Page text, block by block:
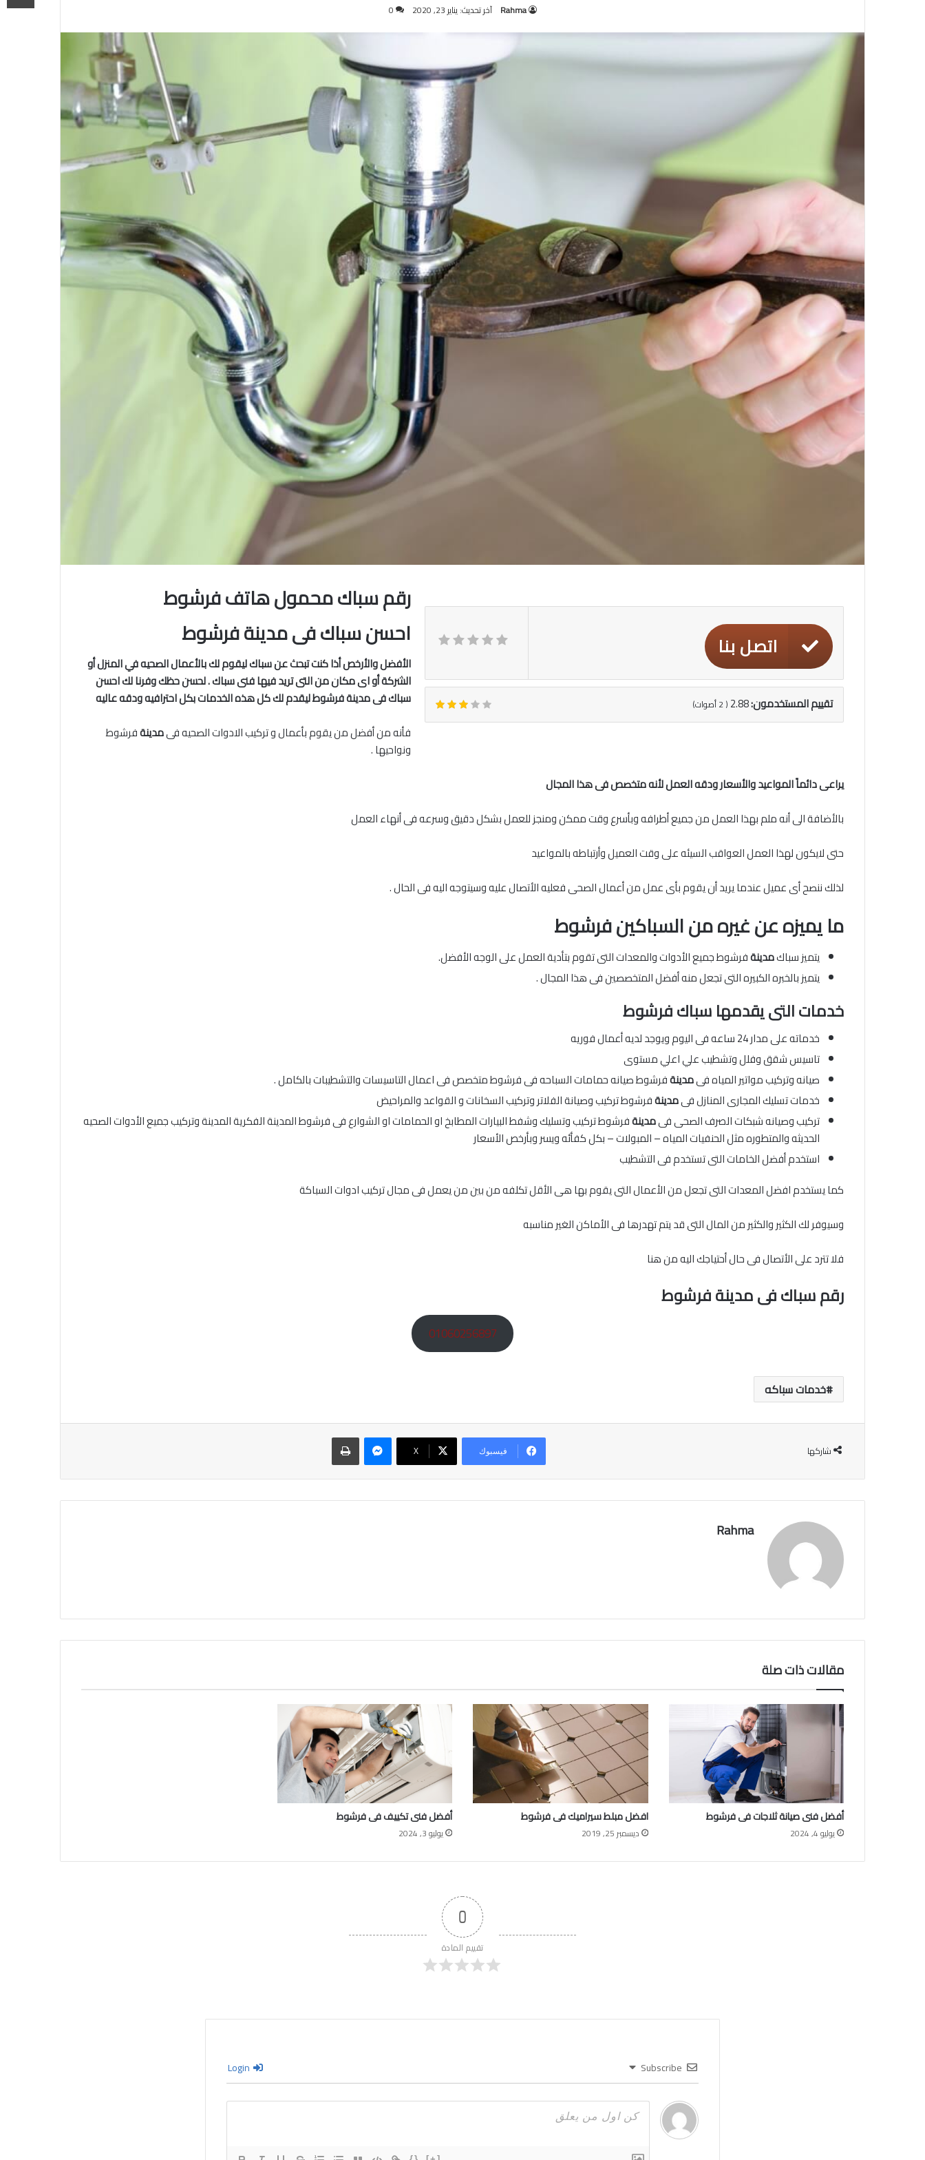
Rahma آخر تحديث: يناير 23, 2020 0
اتصل بنا
تقييم المستخدمون:2.88
(
2أصوات)
رقم سباك محمول هاتف فرشوط
احسن سباك فى مدينة فرشوط
الأفضل والأرخص أذا كنت تبحث عن سباك ليقوم لك بالأعمال الصحيه في المنزل أو
الشركة أو اى مكان من التى تريد فيها فنى سباك . لحسن حظك وفرنا لك احسن
سباك فى مدينةفرشوط ليقدم لك كل هذه الخدمات بكل احترافيه ودقه عاليه
فأنه من أفضل من يقوم بأعمال و تركيب الادوات الصحيه فىمدينةفرشوط
ونواحيها .
يراعى دائماً المواعيد والأسعار ودقه العمل لأنه متخصص فى هذا المجال
بالأضافة الى أنه ملم بهذا العمل من جميع أطرافه وبأسرع وقت ممكن ومنجز للعمل بشكل دقيق وسرعه فى أنهاء العمل
حتى لايكون لهذا العمل العواقب السيئه على وقت العميل وأرتباطه بالمواعيد
لذلك ننصح أى عميل عندما يريد أن يقوم بأى عمل من أعمال الصحى فعليه الأتصال عليه وسيتوجه اليه فى الحال .
ما يميزه عن غيره من السباكين فرشوط
يتميز سباكمدينةفرشوط جميع الأدوات والمعدات التى تقوم بتأدية العمل على الوجه الأفضل.
يتميز بالخبره الكبيره التى تجعل منه أفضل المتخصصين فى هذا المجال .
خدمات التى يقدمها سباك فرشوط
خدماته على مدار 24 ساعه فى اليوم ويوجد لديه أعمال فوريه
تاسيس شقق وفلل وتشطيب علي اعلي مستوى
صيانه وتركيب مواتير المياه فىمدينةفرشوط صيانه حمامات السباحه فى فرشوط متخصص فى اعمال التاسيسات والتشطيبات بالكامل .
خدمات تسليك المجارى المنازل فىمدينةفرشوط تركيب وصيانة الفلاتر وتركيب السخانات و القواعد والمراحيض
تركيب وصيانه شبكات الصرف الصحى فىمدينةفرشوط تركيب وتسليك وشفط البيارات المطابخ او الحمامات او الشوارع فى فرشوط المدينة الفكرية المدينة وتركيب جميع الأدوات الصحيه
الحديثه والمتطوره مثل الحنفيات المياه – المبولات – بكل كفأئه ويسر وبأرخص الأسعار
استخدم أفضل الخامات التى تستخدم فى التشطيب
كما يستخدم افضل المعدات التى تجعل من الأعمال التى يقوم بها هى الأقل تكلفه من بين من يعمل فى مجال تركيب ادوات السباكة
وسيوفر لك الكثير والكثير من المال التى قد يتم تهدرها فى الأماكن الغير مناسبه
فلا تترد على الأتصال فى حال أحتياجك اليه من هنا
رقم سباك فى مدينة فرشوط
01060256897
خدمات سباكه
شاركها فيسبوك ‫X
ماسنجر طباعة
Rahma
مقالات ذات صلة
أفضل فنى صيانة ثلاجات فى فرشوط
يوليو 4, 2024
افضل مبلط سيراميك فى فرشوط
ديسمبر 25, 2019
أفضل فنى تكييف فى فرشوط
يوليو 3, 2024
0
تقييم المادة
Subscribe